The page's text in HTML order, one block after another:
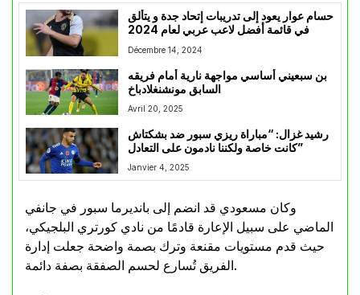
حسام عوار يعود إلى تدريبات إتحاد جدة و يتألق
في قائمة أفضل لاعب عربي لعام 2024
Décembre 14, 2024
بن سبعيني أساسي مواجهة نارية أمام فريقه
السابق مونشنغلادباخ
Avril 20, 2025
رشيد غزال: “مباراة ريزي سبور ضد بشكتاش
كانت خاصة ولكننا نادمون على التعادل”
Janvier 4, 2025
وكان مسعودي قد انضم إلى بانديرما سبور في جانفي
الماضي على سبيل الإعارة قادمًا من نادي كورتري البلجيكي،
حيث قدم مستويات مقنعة وترك بصمة واضحة جعلت إدارة
الفريق تُسارع لحسم الصفقة بصفة دائمة.